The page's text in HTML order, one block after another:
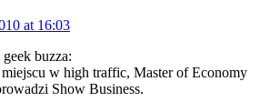
at 16:03
buzza:
w high traffic, Master of Economy
Show Business.